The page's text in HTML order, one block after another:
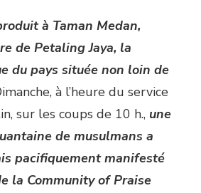
à Taman Medan,
de Petaling Jaya, la
du pays située non loin de
à l’heure du service
sur les coups de 10 h., une
de musulmans a
pacifiquement manifesté
la Community of Praise